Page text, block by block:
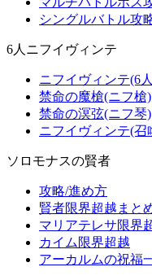
シングルバトル攻
6人ニフイヴィンテ
ニフイヴィンテ(6
禁命の魔槍(ニフ槍)
禁命の溟弦(ニフ琴)
ニフイヴィンテ(召
ソロモナスの賢者
攻略/進め方
賢者限界超越まと
マリアテレサ限界
カイム限界超越
アーカルムの祝福